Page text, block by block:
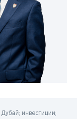
инвестиции;